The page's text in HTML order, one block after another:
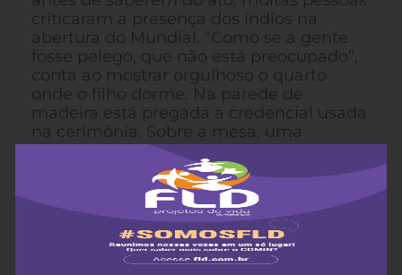
criticaram a presença dos índios na
abertura do Mundial. “Como se a gente
fosse pelego, que não está preocupado”,
conta ao mostrar orgulhoso o quarto
onde o filho dorme. Na parede de
madeira está pregada a credencial usada
na cerimônia. Sobre a mesa, uma
pequena televisão que Olívio ligou para
assistir ao jogo do Brasil. “A Copa a gente
não vê como algo prejudicial, porque
para o mundo todo a Copa é uma forma
de lazer. O futebol, que é uma coisa
mundial, também é comum dentro das
aldeias indígenas”, explica.